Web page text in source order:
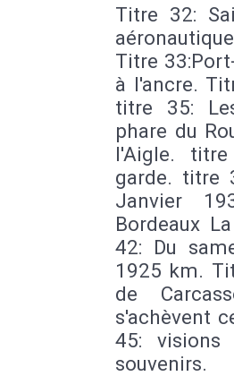
Titre 32:
Titre
à l'ancre.
titre 35:
phare du
l'Aigle.
garde. titre
Janvier
Bordeaux
42: Du
1925 km.
de
s'achèvent
45: visions
souvenirs.